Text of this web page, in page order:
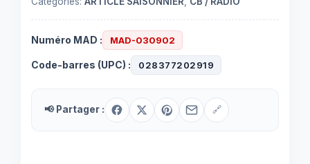
Numéro MAD : MAD-030902
Code-barres (UPC) : 028377202919
📢 Partager : 🔗